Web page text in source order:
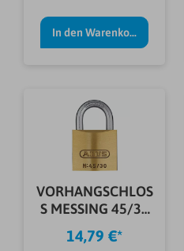
In den Warenkorb
VORHANGSCHLOS
S MESSING 45/30
5 SCHL. SB
14,79 €*